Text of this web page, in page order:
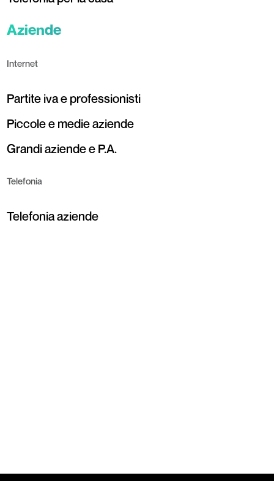
Aziende
Internet
Partite iva e professionisti
Piccole e medie aziende
Grandi aziende e P.A.
Telefonia
Telefonia aziende